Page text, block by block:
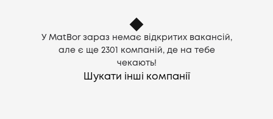
У MatBor зараз немає відкритих вакансій,
але є ще 2301
компаній, де на тебе
чекають!
Шукати інші компанії